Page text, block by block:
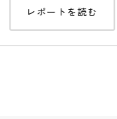
レポートを読む